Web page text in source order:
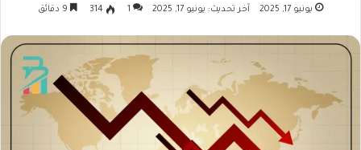
يونيو 17, 2025 آخر تحديث: يونيو 17, 2025 1
314